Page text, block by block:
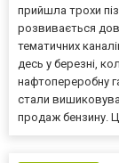
прийшла трохи
розвивається
тематичних
десь у березні,
нафтопереробну
стали
продаж бензину.